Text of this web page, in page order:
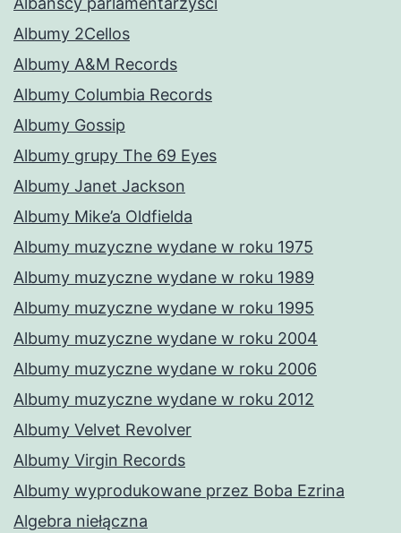
Albumy 2Cellos
Albumy A&M Records
Albumy Columbia Records
Albumy Gossip
Albumy grupy The 69 Eyes
Albumy Janet Jackson
Albumy Mike’a Oldfielda
Albumy muzyczne wydane w roku 1975
Albumy muzyczne wydane w roku 1989
Albumy muzyczne wydane w roku 1995
Albumy muzyczne wydane w roku 2004
Albumy muzyczne wydane w roku 2006
Albumy muzyczne wydane w roku 2012
Albumy Velvet Revolver
Albumy Virgin Records
Albumy wyprodukowane przez Boba Ezrina
Algebra niełączna